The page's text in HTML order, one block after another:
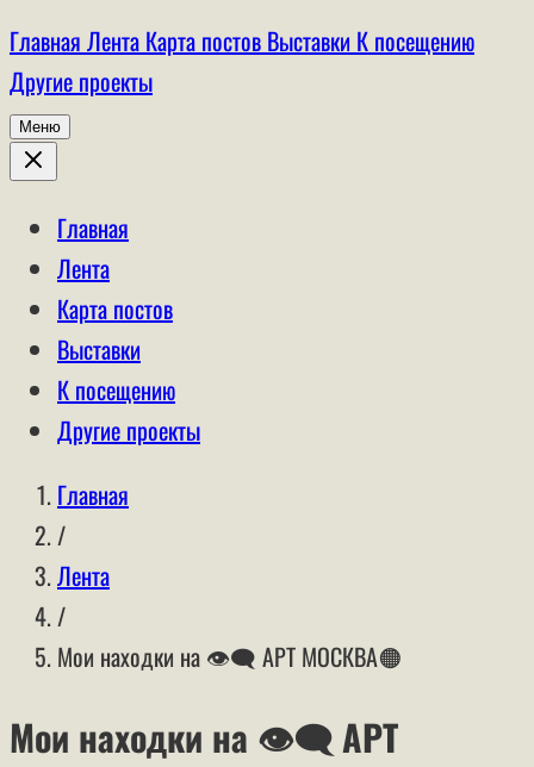
Главная Лента Карта постов Выставки К посещению
Другие проекты
Меню
Главная
Лента
Карта постов
Выставки
К посещению
Другие проекты
Главная
/
Лента
/
Мои находки на 👁‍🗨 АРТ МОСКВА🟠
Мои находки на 👁‍🗨 АРТ